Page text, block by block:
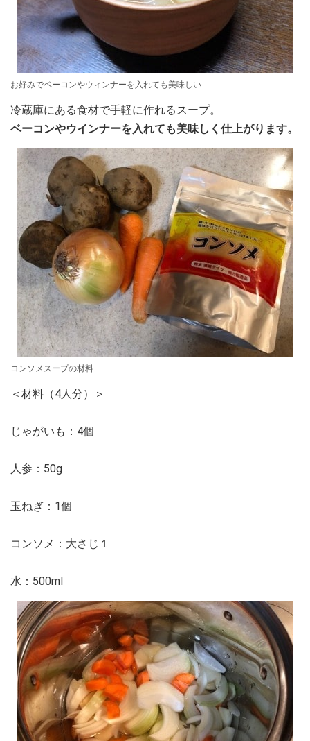
お好みでベーコンやウィンナーを入れても美味しい
冷蔵庫にある食材で手軽に作れるスープ。
ベーコンやウインナーを入れても美味しく仕上がります。
コンソメスープの材料
＜材料（4人分）＞
じゃがいも：4個
人参：50g
玉ねぎ：1個
コンソメ：大さじ１
水：500ml